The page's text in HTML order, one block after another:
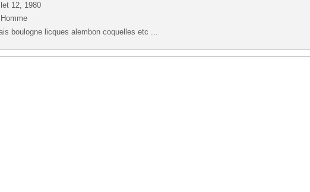
12, 1980
Homme
boulogne licques alembon coquelles etc ...